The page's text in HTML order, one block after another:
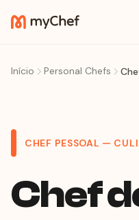
Início Personal Chefs
CHEF PESSOAL —
Chef